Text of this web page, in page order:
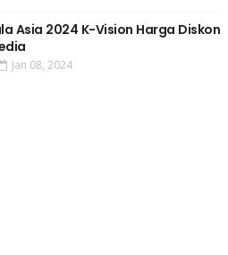
Asia 2024 K-Vision Harga Diskon
Jan 08, 2024